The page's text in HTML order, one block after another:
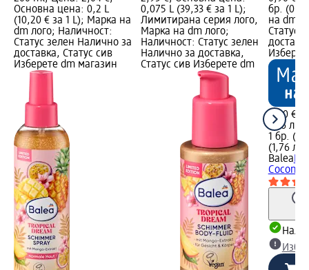
Основна цена: 0,2 L
(10,20 € за 1 L); Марка на
dm лого; Наличност:
Статус зелен Налично за
доставка, Статус сив
Изберете dm магазин
0,075 L (39,33 € за 1 L);
Лимитирана серия лого,
Марка на dm лого;
Наличност: Статус зелен
Налично за доставка,
Статус сив Изберете dm
бр.
на dm
Статус
0,90 €
1,76 лв.
1 бр.
(1,76
Balea
Coconut